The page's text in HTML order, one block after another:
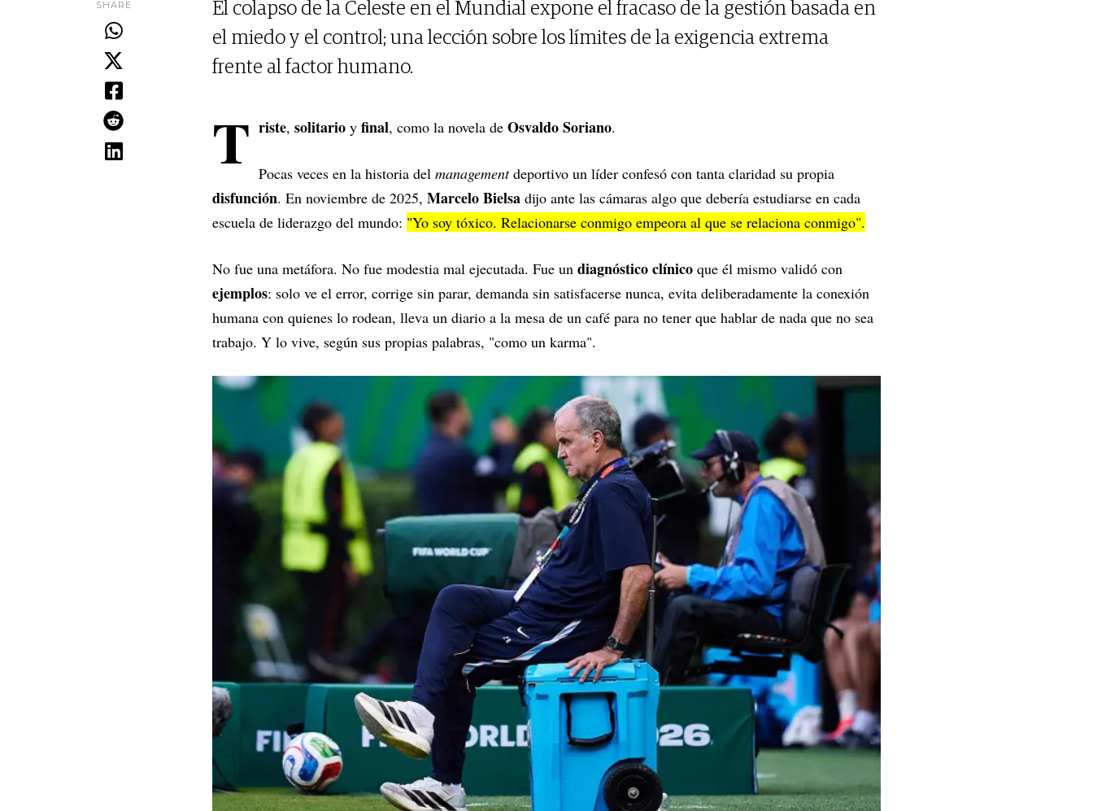
SHARE
El colapso de la Celeste en el Mundial expone el fracaso de la gestión basada en
el miedo y el control; una lección sobre los límites de la exigencia extrema
frente al factor humano.
T riste, solitario y final, como la novela de Osvaldo Soriano.
Pocas veces en la historia del managementdeportivo un líder confesó con tanta claridad su propia
disfunción. En noviembre de 2025, Marcelo Bielsa dijo ante las cámaras algo que debería estudiarse en cada
escuela de liderazgo del mundo: "Yo soy tóxico. Relacionarse conmigo empeora al que se relaciona conmigo".
No fue una metáfora. No fue modestia mal ejecutada. Fue un diagnóstico clínico que él mismo validó con
ejemplos: solo ve el error, corrige sin parar, demanda sin satisfacerse nunca, evita deliberadamente la conexión
humana con quienes lo rodean, lleva un diario a la mesa de un café para no tener que hablar de nada que no sea
trabajo. Y lo vive, según sus propias palabras, "como un karma".